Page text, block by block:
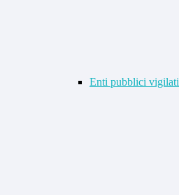
Enti pubblici vigilati